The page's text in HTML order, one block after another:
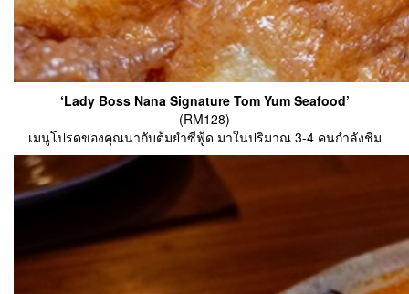
‘Lady Boss Nana Signature Tom Yum Seafood’
(RM128)
เมนูโปรดของคุณนากับต้มยำซีฟู้ด มาในปริมาณ 3-4 คนกำลังชิม